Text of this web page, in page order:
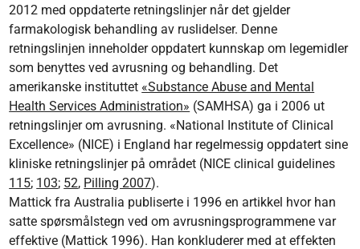
2012 med oppdaterte retningslinjer når det gjelder
farmakologisk behandling av ruslidelser. Denne
retningslinjen inneholder oppdatert kunnskap om legemidler
som benyttes ved avrusning og behandling. Det
amerikanske instituttet «Substance Abuse and Mental
Health Services Administration» (SAMHSA) ga i 2006 ut
retningslinjer om avrusning. «National Institute of Clinical
Excellence» (NICE) i England har regelmessig oppdatert sine
kliniske retningslinjer på området (NICE clinical guidelines
115; 103; 52, Pilling 2007).
Mattick fra Australia publiserte i 1996 en artikkel hvor han
satte spørsmålstegn ved om avrusningsprogrammene var
effektive (Mattick 1996). Han konkluderer med at effekten